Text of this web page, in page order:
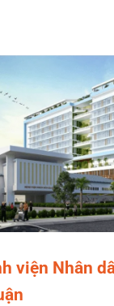
viện Nhân